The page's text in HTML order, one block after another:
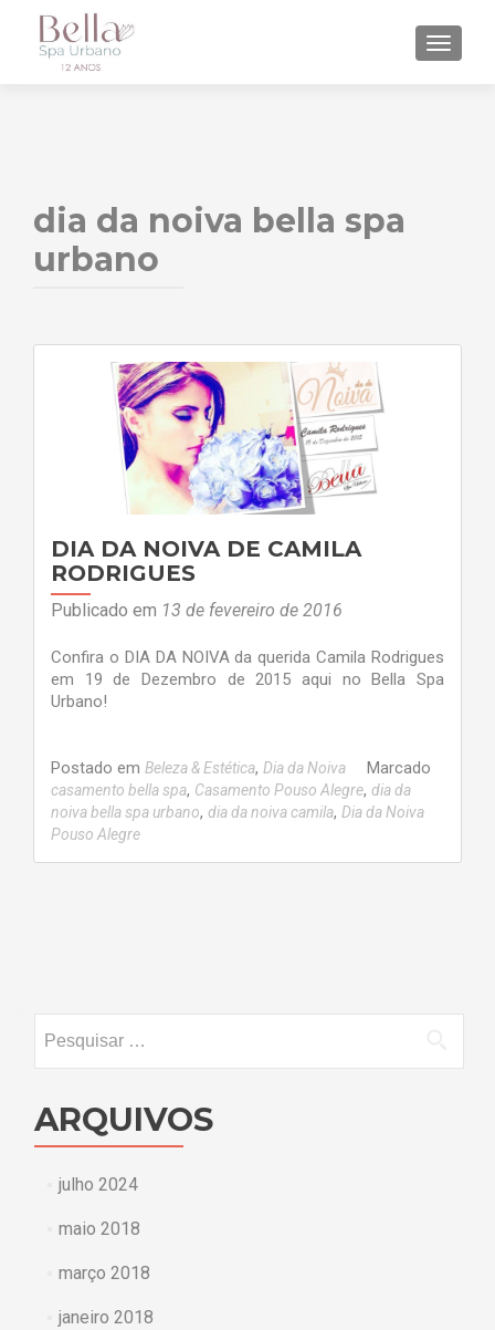
dia da noiva bella spa
urbano
DIA DA NOIVA DE CAMILA
RODRIGUES
Publicado em 13 de fevereiro de 2016
Confira o DIA DA NOIVA da querida Camila Rodrigues
em 19 de Dezembro de 2015 aqui no Bella Spa
Urbano!
Postado em Beleza & Estética, Dia da Noiva Marcado
casamento bella spa, Casamento Pouso Alegre, dia da
noiva bella spa urbano, dia da noiva camila, Dia da Noiva
Pouso Alegre
ARQUIVOS
julho 2024
maio 2018
março 2018
janeiro 2018